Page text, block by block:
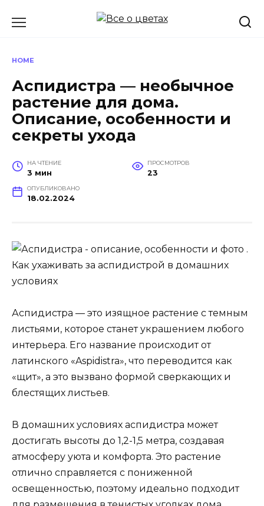
HOME
Аспидистра — необычное
растение для дома.
Описание, особенности и
секреты ухода
НА ЧТЕНИЕ
3 мин
ПРОСМОТРОВ
23
ОПУБЛИКОВАНО
18.02.2024
Аспидистра — это изящное растение с темным
листьями, которое станет украшением любого
интерьера. Его название происходит от
латинского «Aspidistra», что переводится как
«щит», а это вызвано формой сверкающих и
блестящих листьев.
В домашних условиях аспидистра может
достигать высоты до 1,2-1,5 метра, создавая
атмосферу уюта и комфорта. Это растение
отлично справляется с пониженной
освещенностью, поэтому идеально подходит